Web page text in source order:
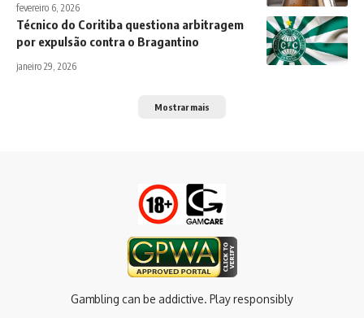
fevereiro 6, 2026
Técnico do Coritiba questiona arbitragem
por expulsão contra o Bragantino
janeiro 29, 2026
Mostrar mais
Gambling can be addictive. Play responsibly